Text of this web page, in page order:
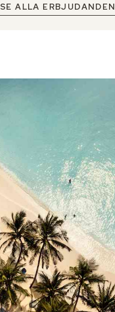
SE ALLA ERBJUDANDEN